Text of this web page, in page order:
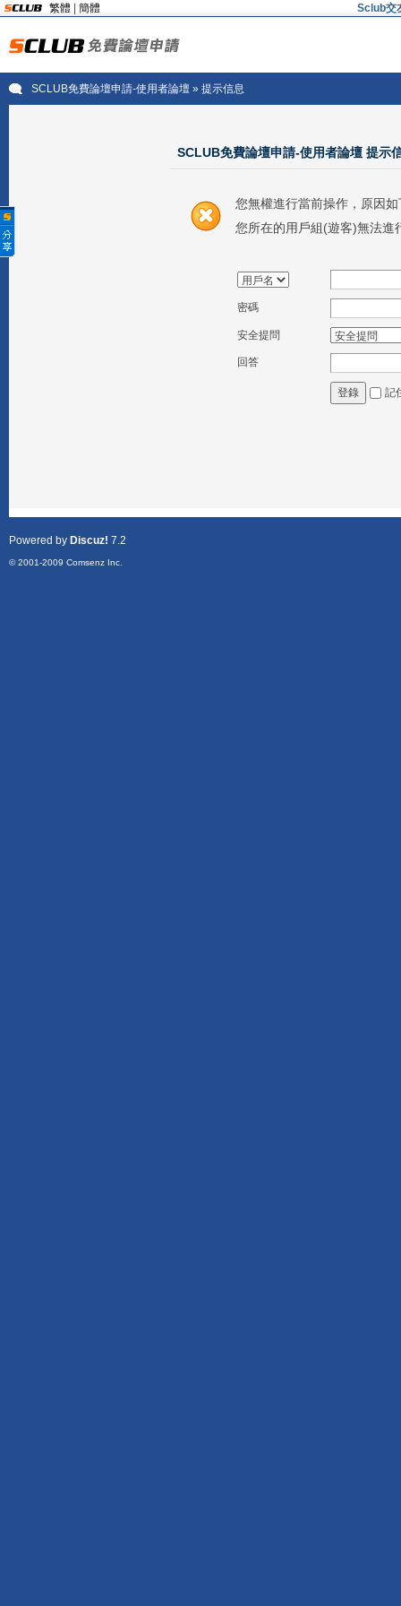
繁體 簡體 Sclub交
SCLUB免費論壇申請-使用者論壇» 提示信息
SCLUB免費論壇申請-使用者論壇 提示
您無權進行當前操作，原因如
您所在的用戶組(遊客)無法進
密碼
安全提問
回答
登錄 記
Powered by Discuz! 7.2
© 2001-2009 Comsenz Inc.